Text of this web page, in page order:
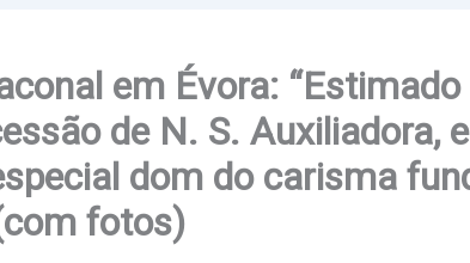
em Évora:
de N. S. Auxiliadora,
dom do carisma
fotos)